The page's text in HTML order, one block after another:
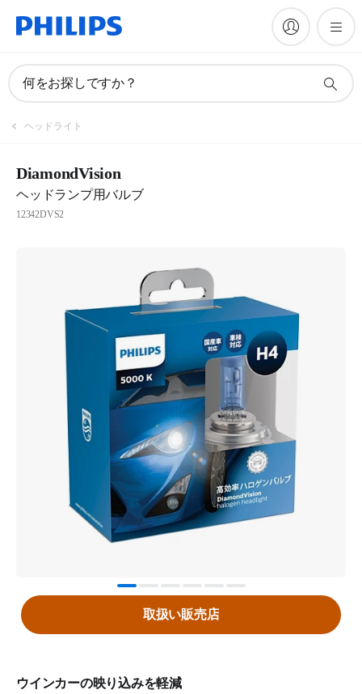
何をお探しですか？
ヘッドライト
DiamondVision
ヘッドランプ用バルブ
12342DVS2
ウインカーの映り込みを軽減
取扱い販売店